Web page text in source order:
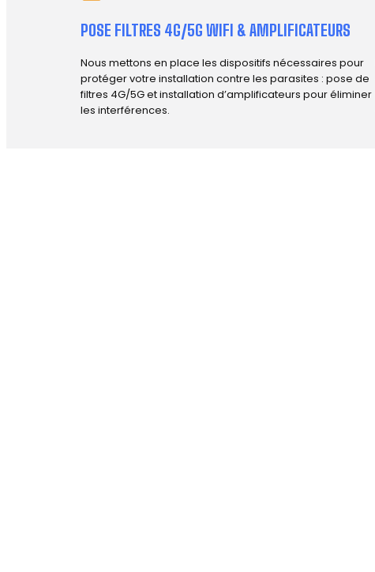
POSE FILTRES 4G/5G WIFI & AMPLIFICATEURS
Nous mettons en place les dispositifs nécessaires pour
protéger votre installation contre les parasites : pose de
filtres 4G/5G et installation d’amplificateurs pour éliminer
les interférences.